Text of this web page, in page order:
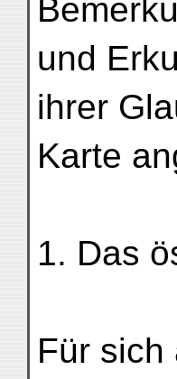
und
ihrer
Karte
1. Das
Für sich